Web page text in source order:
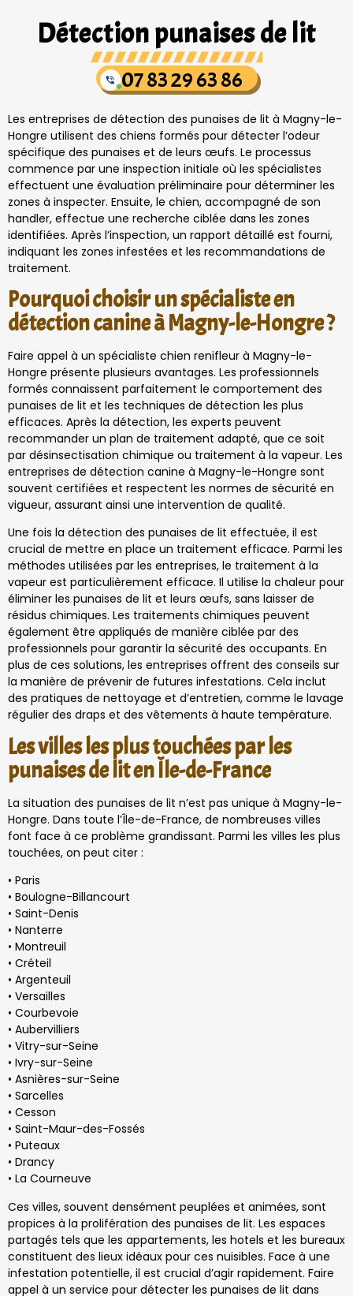
Détection punaises de lit
07 83 29 63 86
Les entreprises de détection des punaises de lit à Magny-le-
Hongre utilisent des chiens formés pour détecter l’odeur
spécifique des punaises et de leurs œufs. Le processus
commence par une inspection initiale où les spécialistes
effectuent une évaluation préliminaire pour déterminer les
zones à inspecter. Ensuite, le chien, accompagné de son
handler, effectue une recherche ciblée dans les zones
identifiées. Après l’inspection, un rapport détaillé est fourni,
indiquant les zones infestées et les recommandations de
traitement.
Pourquoi choisir un spécialiste en
détection canine à Magny-le-Hongre ?
Faire appel à un spécialiste chien renifleur à Magny-le-
Hongre présente plusieurs avantages. Les professionnels
formés connaissent parfaitement le comportement des
punaises de lit et les techniques de détection les plus
efficaces. Après la détection, les experts peuvent
recommander un plan de traitement adapté, que ce soit
par désinsectisation chimique ou traitement à la vapeur. Les
entreprises de détection canine à Magny-le-Hongre sont
souvent certifiées et respectent les normes de sécurité en
vigueur, assurant ainsi une intervention de qualité.
Une fois la détection des punaises de lit effectuée, il est
crucial de mettre en place un traitement efficace. Parmi les
méthodes utilisées par les entreprises, le traitement à la
vapeur est particulièrement efficace. Il utilise la chaleur pour
éliminer les punaises de lit et leurs œufs, sans laisser de
résidus chimiques. Les traitements chimiques peuvent
également être appliqués de manière ciblée par des
professionnels pour garantir la sécurité des occupants. En
plus de ces solutions, les entreprises offrent des conseils sur
la manière de prévenir de futures infestations. Cela inclut
des pratiques de nettoyage et d’entretien, comme le lavage
régulier des draps et des vêtements à haute température.
Les villes les plus touchées par les
punaises de lit en Île-de-France
La situation des punaises de lit n’est pas unique à Magny-le-
Hongre. Dans toute l’Île-de-France, de nombreuses villes
font face à ce problème grandissant. Parmi les villes les plus
touchées, on peut citer :
• Paris
• Boulogne-Billancourt
• Saint-Denis
• Nanterre
• Montreuil
• Créteil
• Argenteuil
• Versailles
• Courbevoie
• Aubervilliers
• Vitry-sur-Seine
• Ivry-sur-Seine
• Asnières-sur-Seine
• Sarcelles
• Cesson
• Saint-Maur-des-Fossés
• Puteaux
• Drancy
• La Courneuve
Ces villes, souvent densément peuplées et animées, sont
propices à la prolifération des punaises de lit. Les espaces
partagés tels que les appartements, les hotels et les bureaux
constituent des lieux idéaux pour ces nuisibles. Face à une
infestation potentielle, il est crucial d’agir rapidement. Faire
appel à un service pour détecter les punaises de lit dans